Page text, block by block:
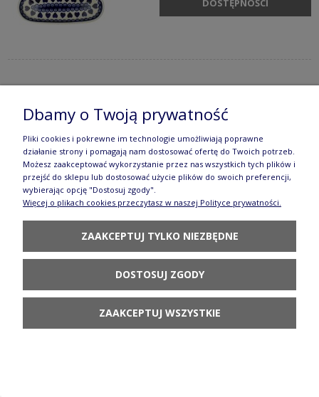
DOSTĘPNOŚCI
GU1802DEK941
93,90 zł
POWIADOM O
Filiżanka i spodek Ceramika Bolesławiec V 0,11 L
Dbamy o Twoją prywatność
Pliki cookies i pokrewne im technologie umożliwiają poprawne
działanie strony i pomagają nam dostosować ofertę do Twoich potrzeb.
Możesz zaakceptować wykorzystanie przez nas wszystkich tych plików i
przejść do sklepu lub dostosować użycie plików do swoich preferencji,
wybierając opcję "Dostosuj zgody".
Więcej o plikach cookies przeczytasz w naszej Polityce prywatności.
ZAAKCEPTUJ TYLKO NIEZBĘDNE
DOSTOSUJ ZGODY
ZAAKCEPTUJ WSZYSTKIE